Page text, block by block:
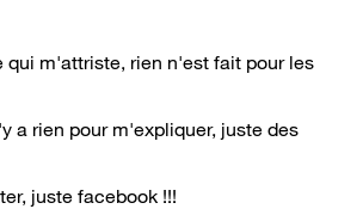
qui m'attriste, rien n'est fait pour les
a rien pour m'expliquer, juste des
juste facebook !!!